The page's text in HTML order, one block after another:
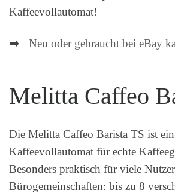
Kaffeevollautomat!
➡️ Neu oder gebraucht bei eBay
Melitta Caffeo
Die Melitta Caffeo Barista TS ist
Kaffeevollautomat für echte
Besonders praktisch für viele
Bürogemeinschaften: bis zu 8